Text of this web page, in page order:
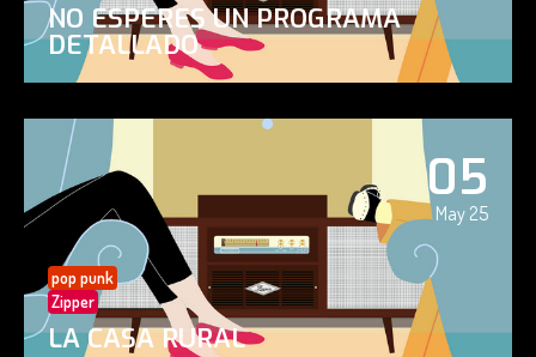
NO ESPERES UN PROGRAMA
DETALLADO
05
May 25
pop punk
Zipper
LA CASA RURAL